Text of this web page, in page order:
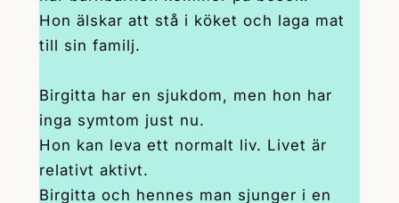
Hon älskar att stå i köket och laga mat
till sin familj.
Birgitta har en sjukdom, men hon har
inga symtom just nu.
Hon kan leva ett normalt liv. Livet är
relativt aktivt.
Birgitta och hennes man sjunger i en